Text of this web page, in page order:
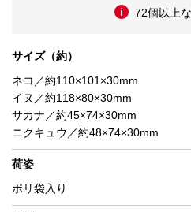
72個以上
サイズ（約）
ネコ／約110×101×30mm
イヌ／約118×80×30mm
サカナ／約45×74×30mm
ニクキュウ／約48×74×30mm
荷姿
ポリ袋入り